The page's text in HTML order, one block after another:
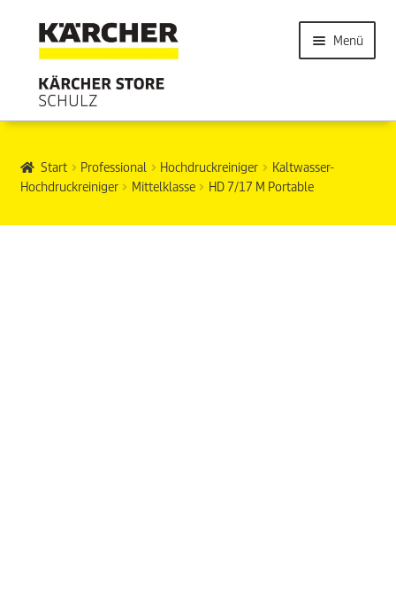
Menü
Start Professional Hochdruckreiniger
Kaltwasser-
Hochdruckreiniger
Mittelklasse HD 7/17 M Portable